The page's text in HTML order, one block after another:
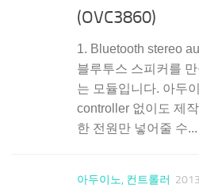
(OVC3860)
1. Bluetooth stereo
블루투스 스피커를
는 모듈입니다. 아두
controller 없이도 제
한 전원만 넣어줄 수...
아두이노, 컨트롤러